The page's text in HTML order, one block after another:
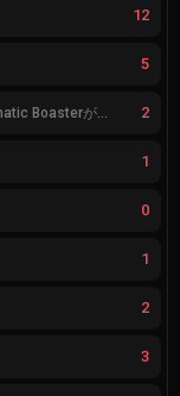
12
5
DFM xnfriのプレイを批判したアナリストにFnatic Boasterが反応「DFMは仕組みの強化が必要なだけ」 2
1
0
1
2
3